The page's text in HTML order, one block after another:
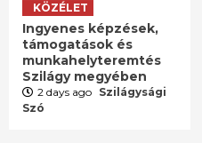
KÖZÉLET
Ingyenes képzések,
támogatások és
munkahelyteremtés
Szilágy megyében
2 days ago Szilágysági
Szó